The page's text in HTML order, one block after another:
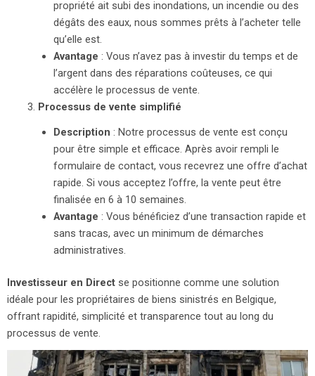
propriété ait subi des inondations, un incendie ou des
dégâts des eaux, nous sommes prêts à l’acheter telle
qu’elle est.
Avantage : Vous n’avez pas à investir du temps et de
l’argent dans des réparations coûteuses, ce qui
accélère le processus de vente.
Processus de vente simplifié
Description : Notre processus de vente est conçu
pour être simple et efficace. Après avoir rempli le
formulaire de contact, vous recevrez une offre d’achat
rapide. Si vous acceptez l’offre, la vente peut être
finalisée en 6 à 10 semaines.
Avantage : Vous bénéficiez d’une transaction rapide et
sans tracas, avec un minimum de démarches
administratives.
Investisseur en Direct se positionne comme une solution
idéale pour les propriétaires de biens sinistrés en Belgique,
offrant rapidité, simplicité et transparence tout au long du
processus de vente.